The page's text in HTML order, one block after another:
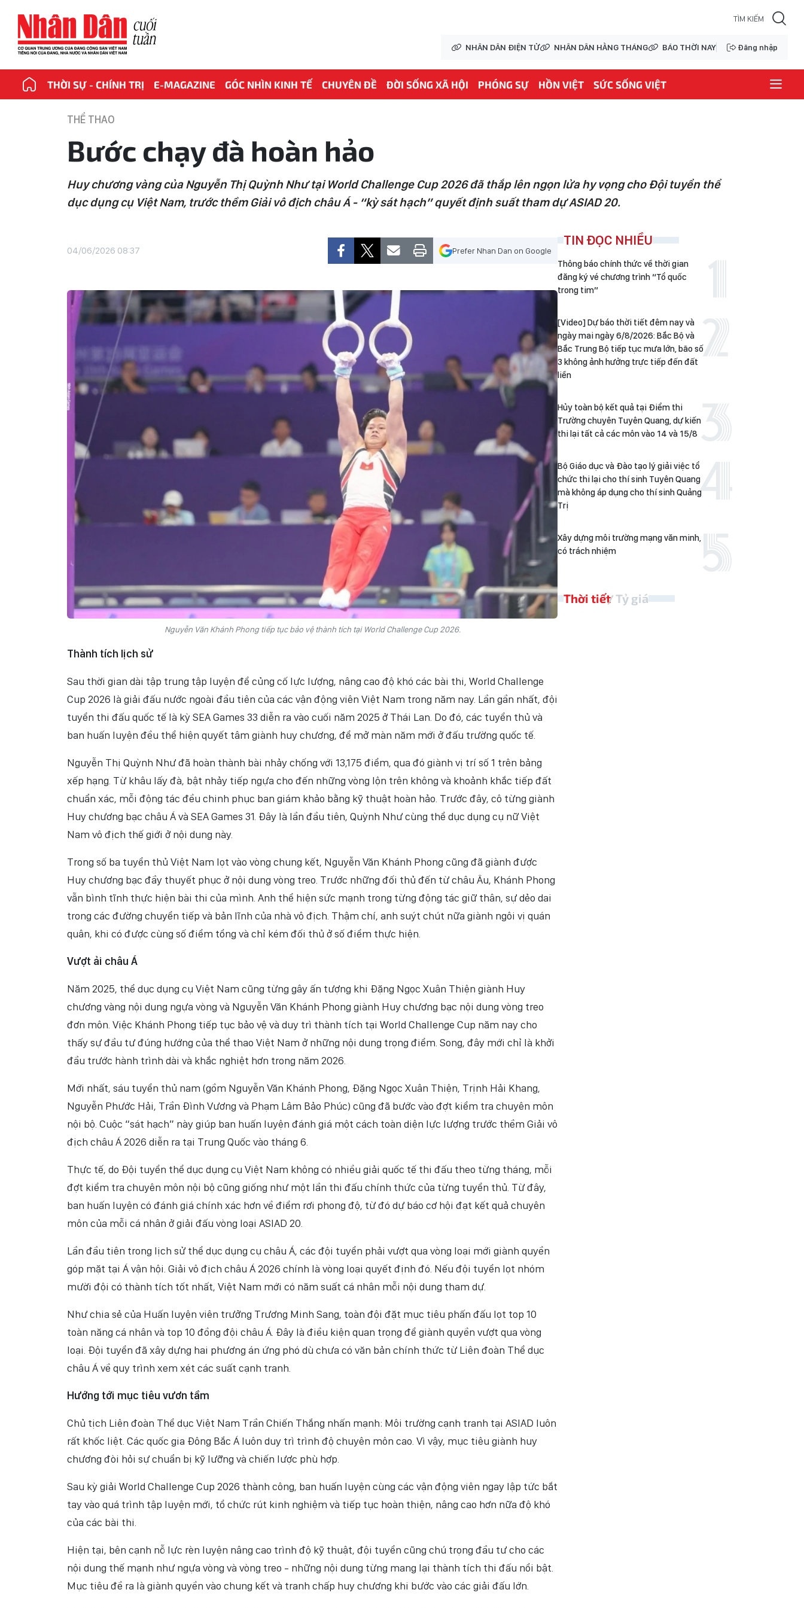
NHÂN DÂN ĐIỆN TỬ NHÂN DÂN HẰNG THÁNG BÁO THỜI NAY Đăng nhập
THỜI SỰ - CHÍNH TRỊ E-MAGAZINE GÓC NHÌN KINH TẾ CHUYÊN ĐỀ ĐỜI SỐNG XÃ HỘI PHÓNG SỰ HỒN VIỆT SỨC SỐNG VIỆT
THỂ THAO
Bước chạy đà hoàn hảo
Huy chương vàng của Nguyễn Thị Quỳnh Như tại World Challenge Cup 2026 đã thắp lên ngọn lửa hy vọng cho Đội tuyển thể
dục dụng cụ Việt Nam, trước thềm Giải vô địch châu Á - “kỳ sát hạch” quyết định suất tham dự ASIAD 20.
04/06/2026 08:37 Prefer Nhan Dan on Google
Nguyễn Văn Khánh Phong tiếp tục bảo vệ thành tích tại World Challenge Cup 2026.
Thành tích lịch sử
Sau thời gian dài tập trung tập luyện để củng cố lực lượng, nâng cao độ khó các bài thi, World Challenge
Cup 2026 là giải đấu nước ngoài đầu tiên của các vận động viên Việt Nam trong năm nay. Lần gần nhất, đội
tuyển thi đấu quốc tế là kỳ SEA Games 33 diễn ra vào cuối năm 2025 ở Thái Lan. Do đó, các tuyển thủ và
ban huấn luyện đều thể hiện quyết tâm giành huy chương, để mở màn năm mới ở đấu trường quốc tế.
Nguyễn Thị Quỳnh Như đã hoàn thành bài nhảy chống với 13,175 điểm, qua đó giành vị trí số 1 trên bảng
xếp hạng. Từ khâu lấy đà, bật nhảy tiếp ngựa cho đến những vòng lộn trên không và khoảnh khắc tiếp đất
chuẩn xác, mỗi động tác đều chinh phục ban giám khảo bằng kỹ thuật hoàn hảo. Trước đây, cô từng giành
Huy chương bạc châu Á và SEA Games 31. Đây là lần đầu tiên, Quỳnh Như cùng thể dục dụng cụ nữ Việt
Nam vô địch thế giới ở nội dung này.
Trong số ba tuyển thủ Việt Nam lọt vào vòng chung kết, Nguyễn Văn Khánh Phong cũng đã giành được
Huy chương bạc đầy thuyết phục ở nội dung vòng treo. Trước những đối thủ đến từ châu Âu, Khánh Phong
vẫn bình tĩnh thực hiện bài thi của mình. Anh thể hiện sức mạnh trong từng động tác giữ thân, sự dẻo dai
trong các đường chuyển tiếp và bản lĩnh của nhà vô địch. Thậm chí, anh suýt chút nữa giành ngôi vị quán
quân, khi có được cùng số điểm tổng và chỉ kém đối thủ ở số điểm thực hiện.
Vượt ải châu Á
Năm 2025, thể dục dụng cụ Việt Nam cũng từng gây ấn tượng khi Đặng Ngọc Xuân Thiện giành Huy
chương vàng nội dung ngựa vòng và Nguyễn Văn Khánh Phong giành Huy chương bạc nội dung vòng treo
đơn môn. Việc Khánh Phong tiếp tục bảo vệ và duy trì thành tích tại World Challenge Cup năm nay cho
thấy sự đầu tư đúng hướng của thể thao Việt Nam ở những nội dung trọng điểm. Song, đây mới chỉ là khởi
đầu trước hành trình dài và khắc nghiệt hơn trong năm 2026.
Mới nhất, sáu tuyển thủ nam (gồm Nguyễn Văn Khánh Phong, Đặng Ngọc Xuân Thiện, Trịnh Hải Khang,
Nguyễn Phước Hải, Trần Đình Vương và Phạm Lâm Bảo Phúc) cũng đã bước vào đợt kiểm tra chuyên môn
nội bộ. Cuộc “sát hạch” này giúp ban huấn luyện đánh giá một cách toàn diện lực lượng trước thềm Giải vô
địch châu Á 2026 diễn ra tại Trung Quốc vào tháng 6.
Thực tế, do Đội tuyển thể dục dụng cụ Việt Nam không có nhiều giải quốc tế thi đấu theo từng tháng, mỗi
đợt kiểm tra chuyên môn nội bộ cũng giống như một lần thi đấu chính thức của từng tuyển thủ. Từ đây,
ban huấn luyện có đánh giá chính xác hơn về điểm rơi phong độ, từ đó dự báo cơ hội đạt kết quả chuyên
môn của mỗi cá nhân ở giải đấu vòng loại ASIAD 20.
Lần đầu tiên trong lịch sử thể dục dụng cụ châu Á, các đội tuyển phải vượt qua vòng loại mới giành quyền
góp mặt tại Á vận hội. Giải vô địch châu Á 2026 chính là vòng loại quyết định đó. Nếu đội tuyển lọt nhóm
mười đội có thành tích tốt nhất, Việt Nam mới có năm suất cá nhân mỗi nội dung tham dự.
Như chia sẻ của Huấn luyện viên trưởng Trương Minh Sang, toàn đội đặt mục tiêu phấn đấu lọt top 10
toàn năng cá nhân và top 10 đồng đội châu Á. Đây là điều kiện quan trọng để giành quyền vượt qua vòng
loại. Đội tuyển đã xây dựng hai phương án ứng phó dù chưa có văn bản chính thức từ Liên đoàn Thể dục
châu Á về quy trình xem xét các suất cạnh tranh.
Hướng tới mục tiêu vươn tầm
Chủ tịch Liên đoàn Thể dục Việt Nam Trần Chiến Thắng nhấn mạnh: Môi trường cạnh tranh tại ASIAD luôn
rất khốc liệt. Các quốc gia Đông Bắc Á luôn duy trì trình độ chuyên môn cao. Vì vậy, mục tiêu giành huy
chương đòi hỏi sự chuẩn bị kỹ lưỡng và chiến lược phù hợp.
Sau kỳ giải World Challenge Cup 2026 thành công, ban huấn luyện cùng các vận động viên ngay lập tức bắt
tay vào quá trình tập luyện mới, tổ chức rút kinh nghiệm và tiếp tục hoàn thiện, nâng cao hơn nữa độ khó
của các bài thi.
Hiện tại, bên cạnh nỗ lực rèn luyện nâng cao trình độ kỹ thuật, đội tuyển cũng chú trọng đầu tư cho các
nội dung thế mạnh như ngựa vòng và vòng treo - những nội dung từng mang lại thành tích thi đấu nổi bật.
Mục tiêu đề ra là giành quyền vào chung kết và tranh chấp huy chương khi bước vào các giải đấu lớn.
TIN ĐỌC NHIỀU
Thông báo chính thức về thời gian
đăng ký vé chương trình “Tổ quốc
trong tim”
[Video] Dự báo thời tiết đêm nay và
ngày mai ngày 6/8/2026: Bắc Bộ và
Bắc Trung Bộ tiếp tục mưa lớn, bão số
3 không ảnh hưởng trực tiếp đến đất
liền
Hủy toàn bộ kết quả tại Điểm thi
Trường chuyên Tuyên Quang, dự kiến
thi lại tất cả các môn vào 14 và 15/8
Bộ Giáo dục và Đào tạo lý giải việc tổ
chức thi lại cho thí sinh Tuyên Quang
mà không áp dụng cho thí sinh Quảng
Trị
Xây dựng môi trường mạng văn minh,
có trách nhiệm
Thời tiết Tỷ giá